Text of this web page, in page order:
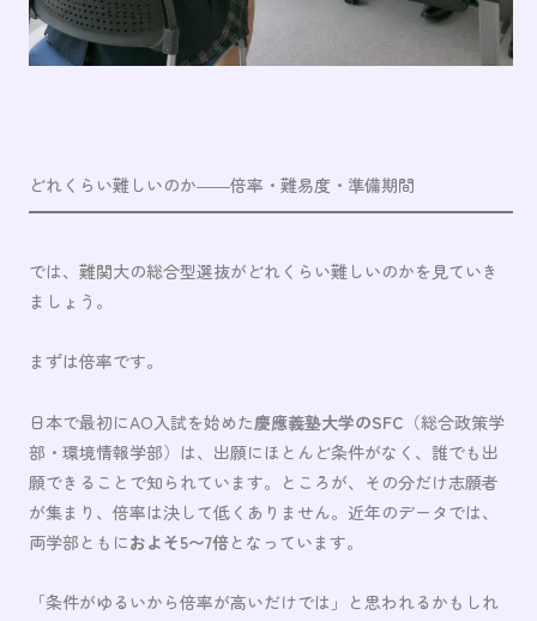
どれくらい難しいのか――倍率・難易度・準備期間
では、難関大の総合型選抜がどれくらい難しいのかを見ていき
ましょう。
まずは倍率です。
日本で最初にAO入試を始めた慶應義塾大学のSFC （総合政策学
部・環境情報学部）は、出願にほとんど条件がなく、誰でも出
願できることで知られています。ところが、その分だけ志願者
が集まり、倍率は決して低くありません。近年のデータでは、
両学部ともにおよそ5〜7倍となっています。
「条件がゆるいから倍率が高いだけでは」と思われるかもしれ